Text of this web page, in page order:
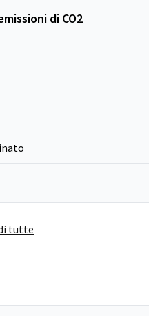
di CO2
tutte